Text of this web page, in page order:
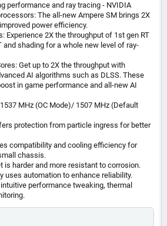
performance and ray tracing - NVIDIA
The all-new Ampere SM brings 2X
power efficiency.
Experience 2X the throughput of 1st gen RT
and shading for a whole new level of ray-
Get up to 2X the throughput with
AI algorithms such as DLSS. These
in game performance and all-new AI
MHz (OC Mode)/ 1507 MHz (Default
protection from particle ingress for better
compatibility and cooling efficiency for
chassis.
is harder and more resistant to corrosion.
uses automation to enhance reliability.
performance tweaking, thermal